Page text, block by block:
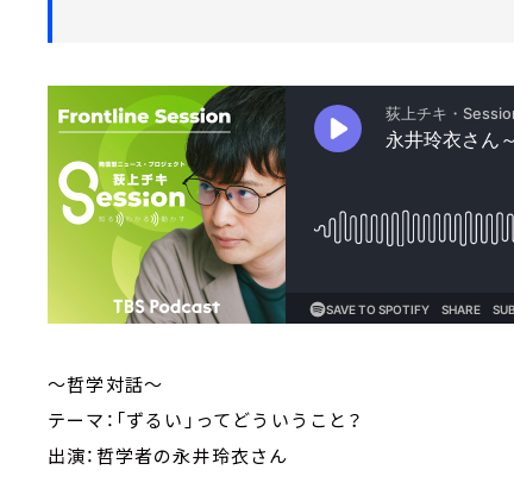
～哲学対話～
テーマ：「ずるい」ってどういうこと？
出演：哲学者の永井玲衣さん